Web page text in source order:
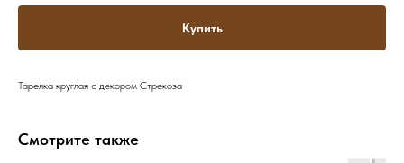
Купить
Тарелка круглая с декором Стрекоза
Смотрите также